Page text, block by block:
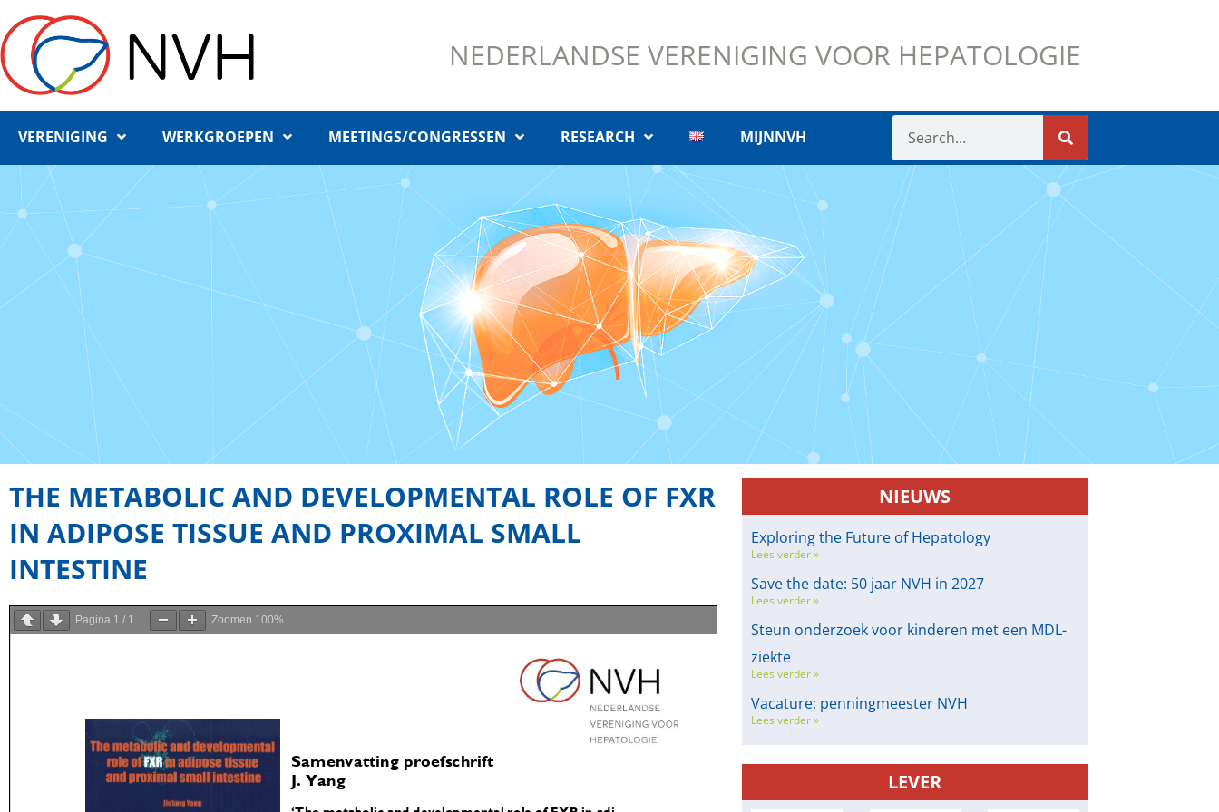
NEDERLANDSE VERENIGING VOOR HEPATOLOGIE
VERENIGING WERKGROEPEN MEETINGS/CONGRESSEN RESEARCH MIJNNVH
THE METABOLIC AND DEVELOPMENTAL ROLE OF FXR
IN ADIPOSE TISSUE AND PROXIMAL SMALL
INTESTINE
Pagina 1 / 1 Zoomen 100%
NIEUWS
Exploring the Future of Hepatology
Lees verder »
Save the date: 50 jaar NVH in 2027
Lees verder »
Steun onderzoek voor kinderen met een MDL-
ziekte
Lees verder »
Vacature: penningmeester NVH
Lees verder »
LEVER